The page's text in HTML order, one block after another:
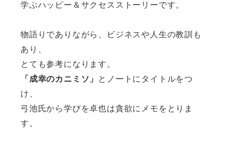
学ぶハッピー＆サクセスストーリーです。
物語りでありながら、ビジネスや人生の教訓も
あり、
とても参考になります。
「成幸のカニミソ」
とノートにタイトルをつ
け、
弓池氏から学びを卓也は貪欲にメモをとりま
す。